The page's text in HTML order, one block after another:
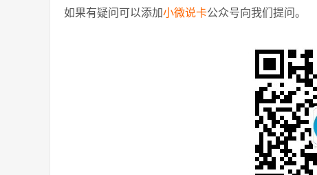
如果有疑问可以添加小微说卡公众号向我们提问。